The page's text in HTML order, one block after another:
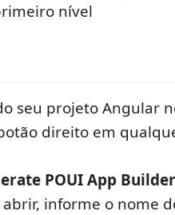
nível
seu projeto Angular
direito em
POUI App
abrir, informe o nome